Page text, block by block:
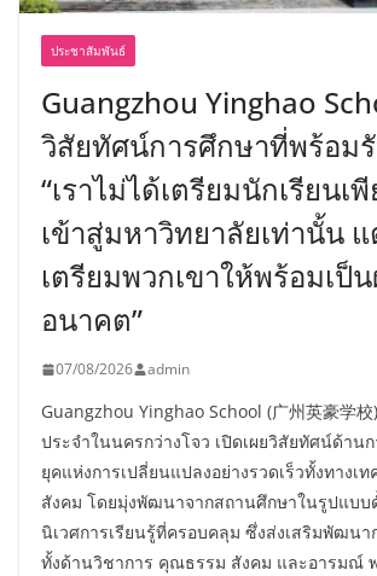
ประชาสัมพันธ์
Guangzhou Yinghao
วิสัยทัศน์การศึกษาที่พร้อม
“เราไม่ได้เตรียมนักเรียนเ
เข้าสู่มหาวิทยาลัยเท่านั้น แ
เตรียมพวกเขาให้พร้อมเป็
อนาคต”
07/08/2026 admin
Guangzhou Yinghao School (广州英豪学
ประจำในนครกว่างโจว เปิดเผยวิสัยทัศน์ด้าน
ยุคแห่งการเปลี่ยนแปลงอย่างรวดเร็วทั้งทางเ
สังคม โดยมุ่งพัฒนาจากสถานศึกษาในรูปแบบ
นิเวศการเรียนรู้ที่ครอบคลุม ซึ่งส่งเสริมพัฒนา
ทั้งด้านวิชาการ คุณธรรม สังคม และอารมณ์